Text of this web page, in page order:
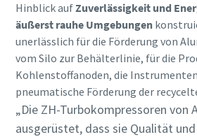
Jetzt unseren
Drucklufttechnik anfordern
Alle Produkte von Atlas Copco
unseren Gesamtkatalog
Jetzt per Email anfordern
Hinblick aufZuverlässigkeit und
äußerst rauhe Umgebungen
unerlässlich für die Förderung von
vom Silo zur Behälterlinie, für die
Kohlenstoffanoden, die
pneumatische Förderung der
„Die ZH-Turbokompressoren von
ausgerüstet, dass sie Qualität